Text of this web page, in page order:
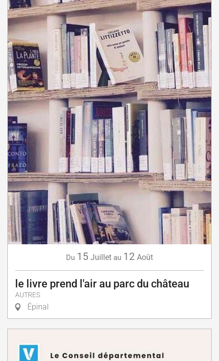
Du 15 Juillet au 12 Août
le livre prend l'air au parc du château
AUTRES
Épinal